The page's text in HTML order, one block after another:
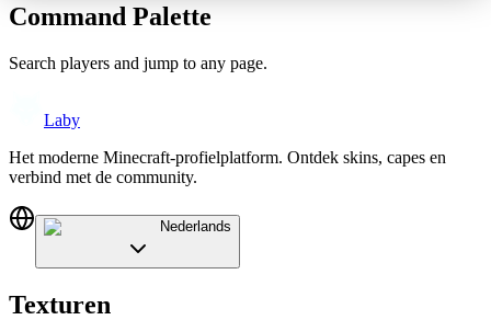
Command Palette
Search players and jump to any page.
Laby
Het moderne Minecraft-profielplatform. Ontdek skins, capes en
verbind met de community.
Nederlands
Texturen